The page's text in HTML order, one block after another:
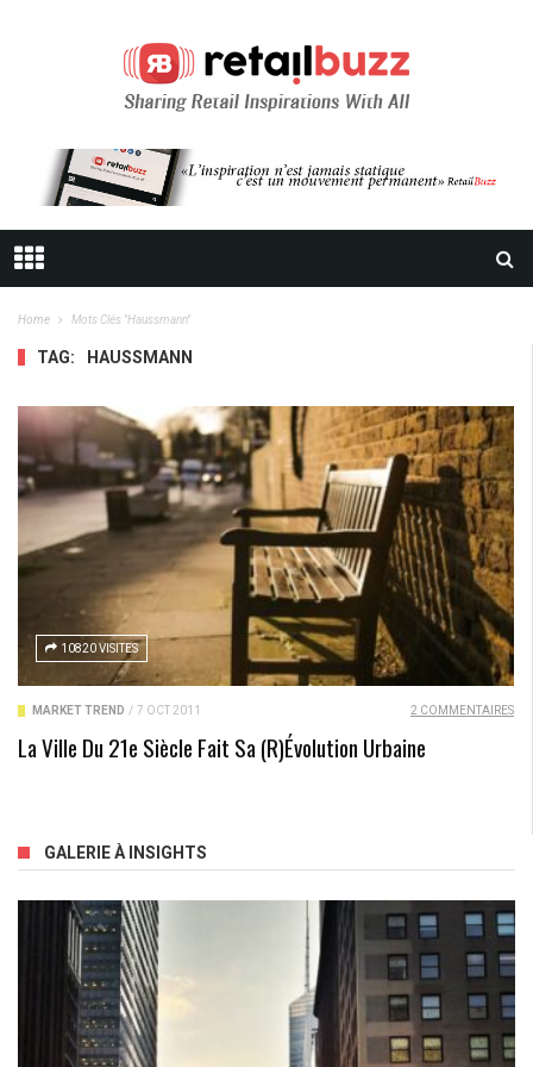
Home Mots Clés "Haussmann"
TAG: HAUSSMANN
10820 VISITES
MARKET TREND / 7 OCT 2011 2 COMMENTAIRES
La Ville Du 21e Siècle Fait Sa (r)évolution Urbaine
GALERIE À INSIGHTS